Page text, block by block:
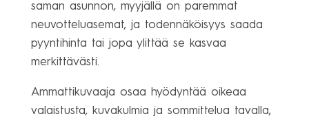
saman asunnon, myyjällä on paremmat
neuvotteluasemat, ja todennäköisyys saada
pyyntihinta tai jopa ylittää se kasvaa
merkittävästi.
Ammattikuvaaja osaa hyödyntää oikeaa
valaistusta, kuvakulmia ja sommittelua tavalla,